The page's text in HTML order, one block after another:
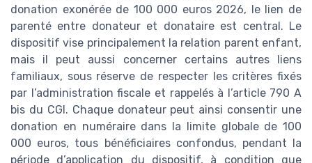
donation exonérée de 100 000 euros 2026, le lien de
parenté entre donateur et donataire est central. Le
dispositif vise principalement la relation parent enfant,
mais il peut aussi concerner certains autres liens
familiaux, sous réserve de respecter les critères fixés
par l’administration fiscale et rappelés à l’article 790 A
bis du CGI. Chaque donateur peut ainsi consentir une
donation en numéraire dans la limite globale de 100
000 euros, tous bénéficiaires confondus, pendant la
période d’application du dispositif, à condition que